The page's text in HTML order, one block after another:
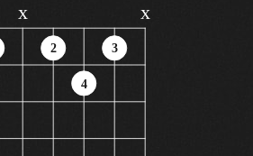
x
2
4
3
x